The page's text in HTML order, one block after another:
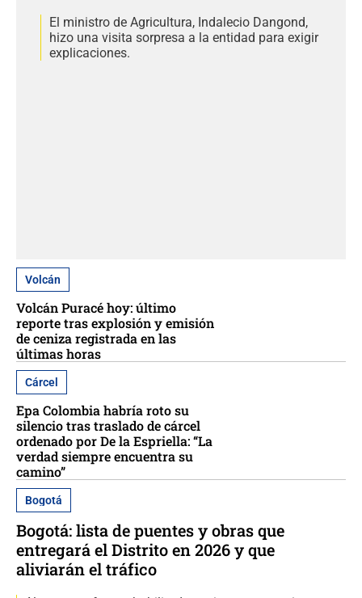
El ministro de Agricultura, Indalecio Dangond,
hizo una visita sorpresa a la entidad para exigir
explicaciones.
Volcán
Volcán Puracé hoy: último
reporte tras explosión y emisión
de ceniza registrada en las
últimas horas
Cárcel
Epa Colombia habría roto su
silencio tras traslado de cárcel
ordenado por De la Espriella: “La
verdad siempre encuentra su
camino”
Bogotá
Bogotá: lista de puentes y obras que
entregará el Distrito en 2026 y que
aliviarán el tráfico